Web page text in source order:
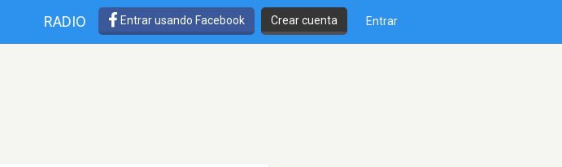
RADIO Entrar usando Facebook Crear cuenta Entrar